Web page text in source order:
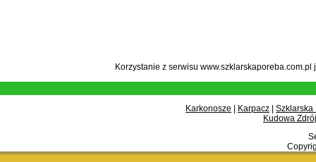
Korzystanie z serwisu
Karkonosze Karpacz
Szklarska
Kudowa